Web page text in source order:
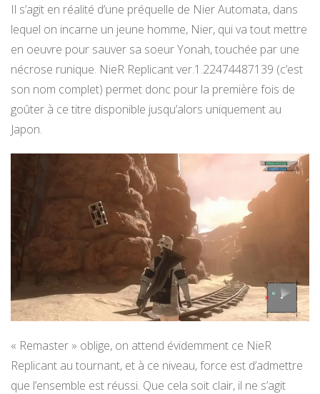
Il s’agit en réalité d’une préquelle de Nier Automata, dans
lequel on incarne un jeune homme, Nier, qui va tout mettre
en oeuvre pour sauver sa soeur Yonah, touchée par une
nécrose runique. NieR Replicant ver.1.22474487139 (c’est
son nom complet) permet donc pour la première fois de
goûter à ce titre disponible jusqu’alors uniquement au
Japon.
« Remaster » oblige, on attend évidemment ce NieR
Replicant au tournant, et à ce niveau, force est d’admettre
que l’ensemble est réussi. Que cela soit clair, il ne s’agit